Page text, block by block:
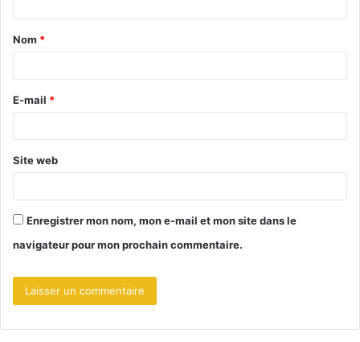
t
a
e
*
Nom *
E-mail *
Site web
Enregistrer mon nom, mon e-mail et mon site dans le
navigateur pour mon prochain commentaire.